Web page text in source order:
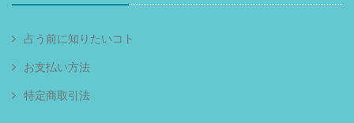
占う前に知りたいコト
お支払い方法
特定商取引法